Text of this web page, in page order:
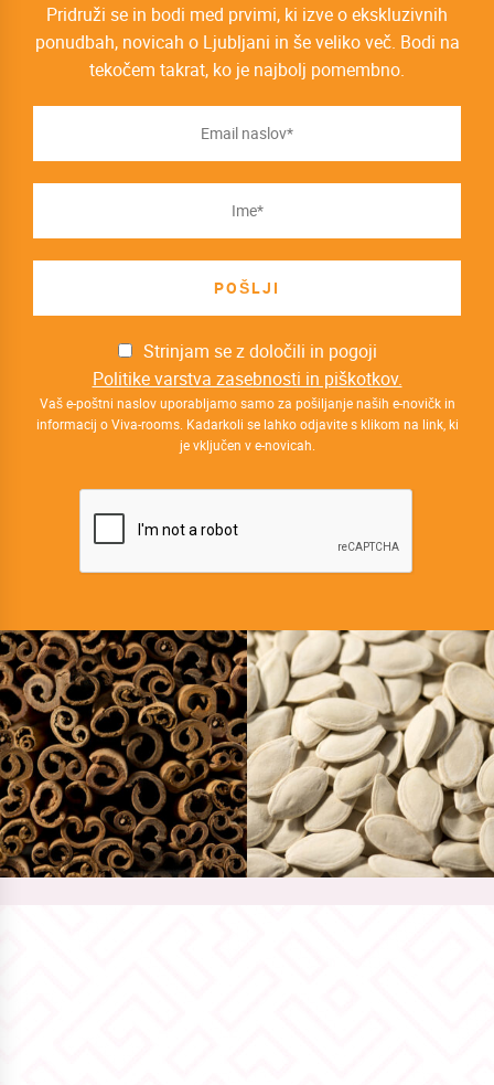
Pridruži se in bodi med prvimi, ki izve o ekskluzivnih
ponudbah, novicah o Ljubljani in še veliko več. Bodi na
tekočem takrat, ko je najbolj pomembno.
Strinjam se z določili in pogoji
Politike varstva zasebnosti in piškotkov.
Vaš e-poštni naslov uporabljamo samo za pošiljanje naših e-novičk in
informacij o Viva-rooms. Kadarkoli se lahko odjavite s klikom na link, ki
je vključen v e-novicah.